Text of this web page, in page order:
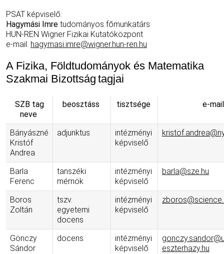
PSAT képviselő:
Hagymási Imre tudományos főmunkatárs
HUN-REN Wigner Fizikai Kutatóközpont
e-mail: hagymasi.imre@wigner.hun-ren.hu
A Fizika, Földtudományok és Matematika
Szakmai Bizottság tagjai
SZB tag
neve
beosztáss tisztsége e-
Bányászné
Kristóf
Andrea
adjunktus
intézményi
képviselő
Barla
Ferenc
tanszéki
mérnök
intézményi
képviselő
barla@sze.hu
Boros
Zoltán
tszv.
egyetemi
docens
intézményi
képviselő
Gönczy
Sándor
docens
intézményi
képviselő
eszterhazy.hu